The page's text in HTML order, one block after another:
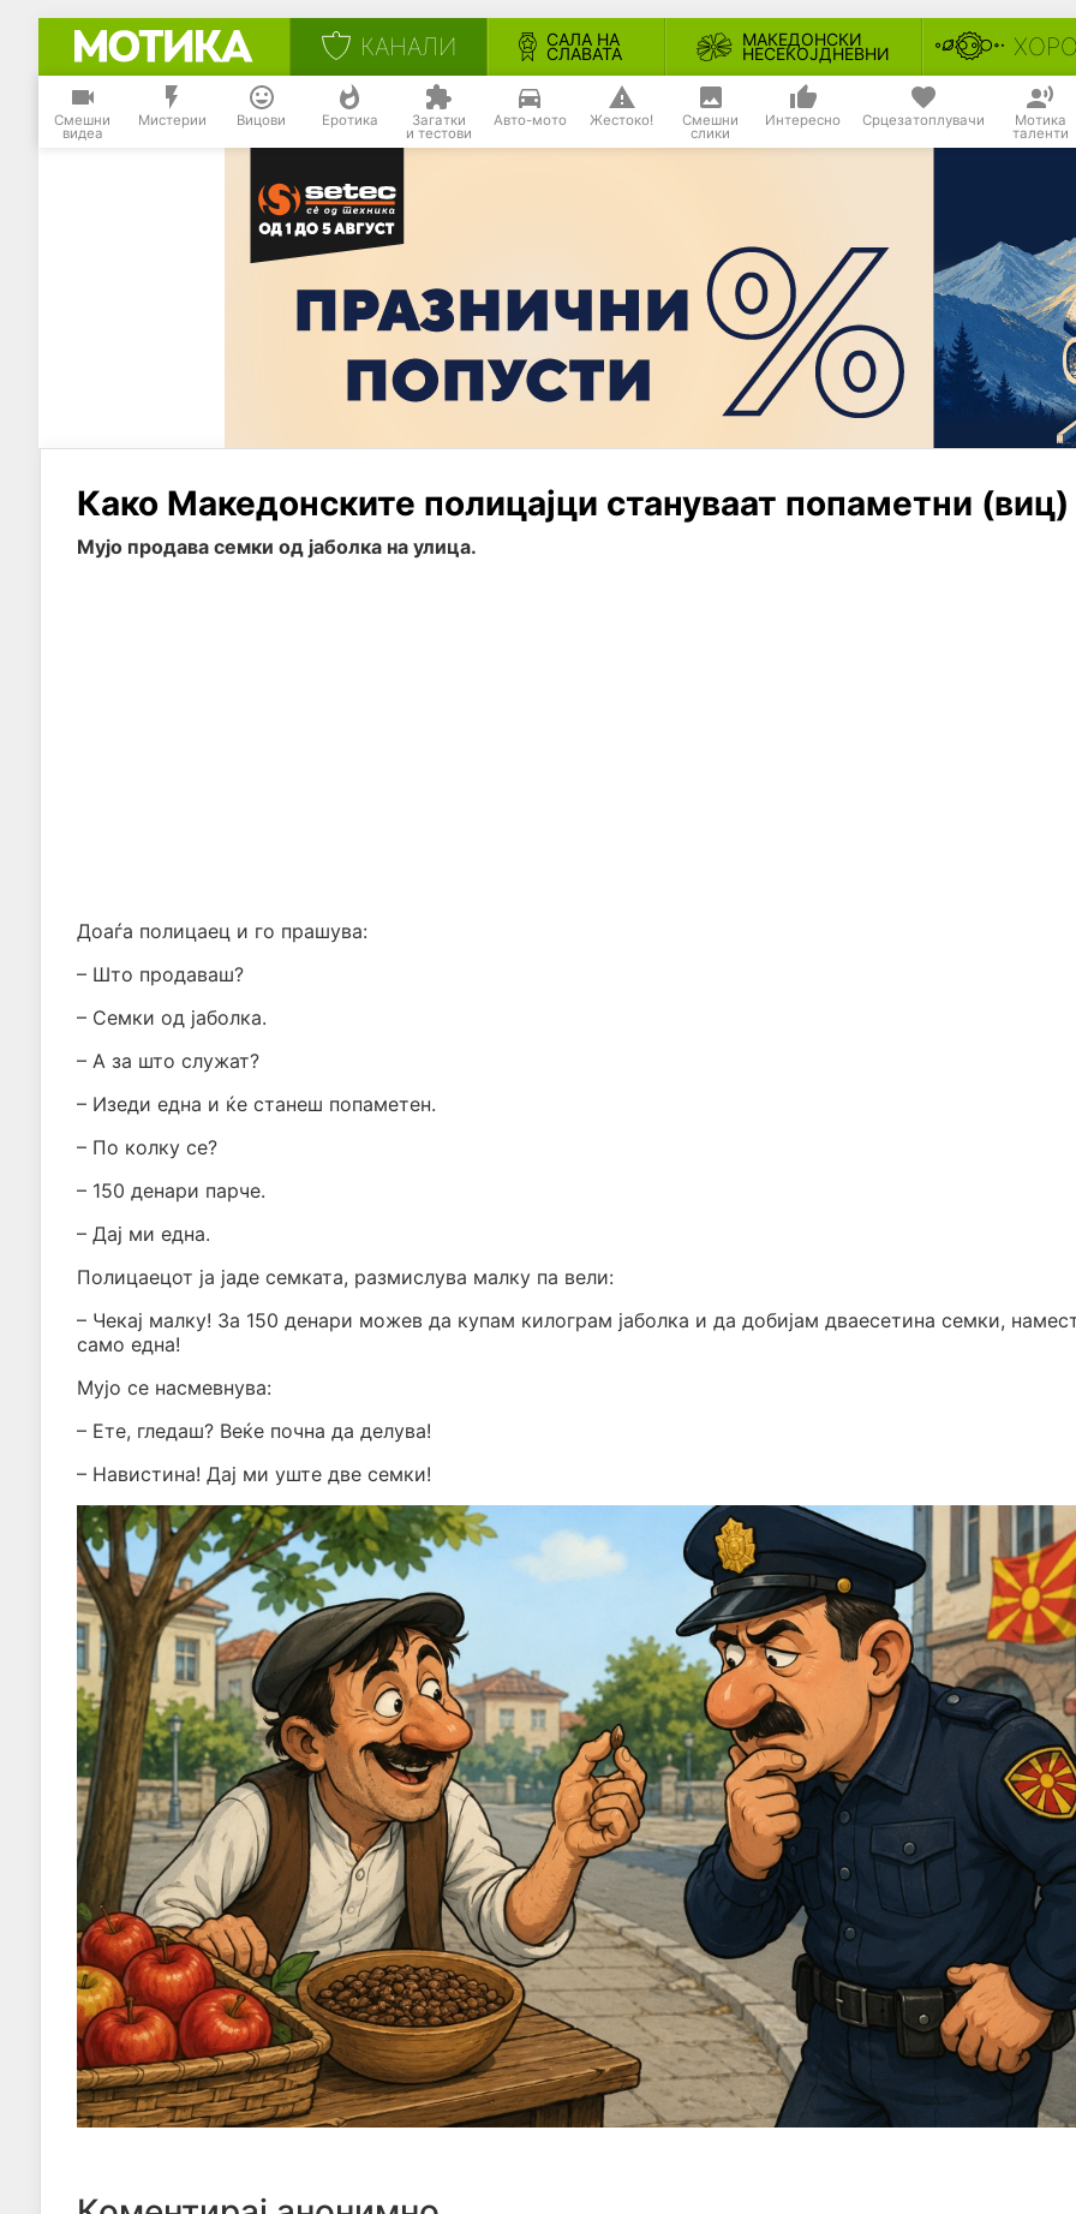
КАНАЛИ САЛА НА
СЛАВАТА
МАКЕДОНСКИ
НЕСЕКОЈДНЕВНИ
Смешни
видеа
Мистерии Вицови Еротика Загатки
и тестови
Авто-мото Жестоко! Смешни
слики
Интересно Срцезатоплувачи Мотика
таленти
Како Македонските полицајци стануваат попаметни (виц)
Мујо продава семки од јаболка на улица.
Доаѓа полицаец и го прашува:
– Што продаваш?
– Семки од јаболка.
– А за што служат?
– Изеди една и ќе станеш попаметен.
– По колку се?
– 150 денари парче.
– Дај ми една.
Полицаецот ја јаде семката, размислува малку па вели:
– Чекај малку! За 150 денари можев да купам килограм јаболка и да добијам дваесетина семки,
само една!
Мујо се насмевнува:
– Ете, гледаш? Веќе почна да делува!
– Навистина! Дај ми уште две семки!